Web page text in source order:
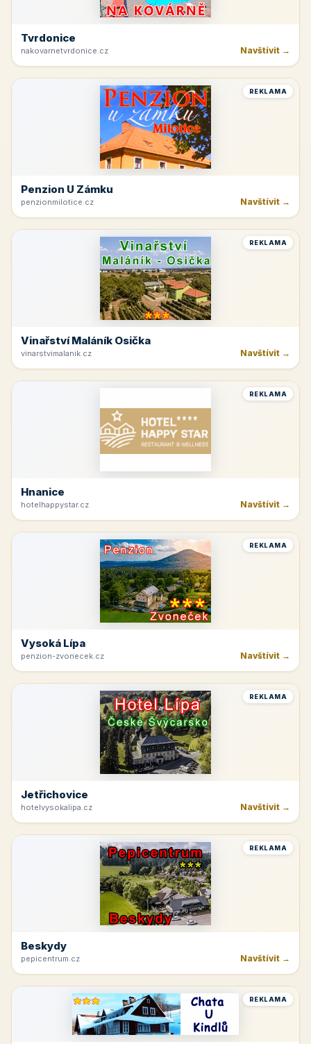
Tvrdonice
nakovarnetvrdonice.cz Navštívit →
REKLAMA
Penzion U Zámku
penzionmilotice.cz Navštívit →
REKLAMA
Vinařství Maláník Osička
vinarstvimalanik.cz Navštívit →
REKLAMA
Hnanice
hotelhappystar.cz Navštívit →
REKLAMA
Vysoká Lípa
penzion-zvonecek.cz Navštívit →
REKLAMA
Jetřichovice
hotelvysokalipa.cz Navštívit →
REKLAMA
Beskydy
pepicentrum.cz Navštívit →
REKLAMA